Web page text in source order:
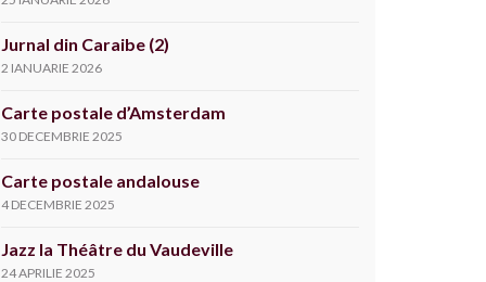
Jurnal din Caraibe (2)
2 IANUARIE 2026
Carte postale d’Amsterdam
30 DECEMBRIE 2025
Carte postale andalouse
4 DECEMBRIE 2025
Jazz la Théâtre du Vaudeville
24 APRILIE 2025